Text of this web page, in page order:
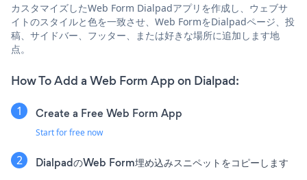
カスタマイズしたWeb Form Dialpadアプリを作成し、ウェブサ
イトのスタイルと色を一致させ、Web FormをDialpadページ、投
稿、サイドバー、フッター、または好きな場所に追加します地
点。
How To Add a Web Form App on Dialpad:
Create a Free Web Form App
Start for free now
DialpadのWeb Form埋め込みスニペットをコピーします